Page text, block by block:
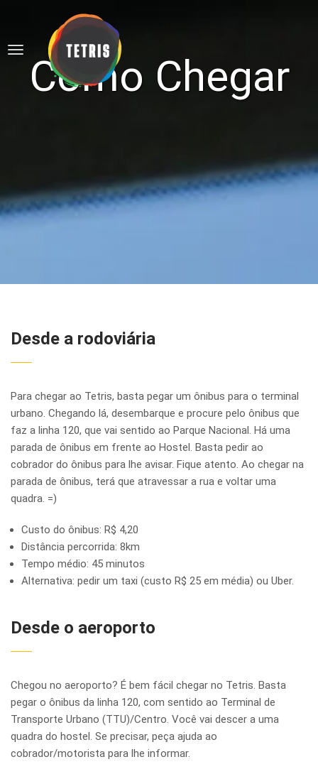
Como Chegar
Desde a rodoviária
Para chegar ao Tetris, basta pegar um ônibus para o terminal
urbano. Chegando lá, desembarque e procure pelo ônibus que
faz a linha 120, que vai sentido ao Parque Nacional. Há uma
parada de ônibus em frente ao Hostel. Basta pedir ao
cobrador do ônibus para lhe avisar. Fique atento. Ao chegar na
parada de ônibus, terá que atravessar a rua e voltar uma
quadra. =)
Custo do ônibus: R$ 4,20
Distância percorrida: 8km
Tempo médio: 45 minutos
Alternativa: pedir um taxi (custo R$ 25 em média) ou Uber.
Desde o aeroporto
Chegou no aeroporto? É bem fácil chegar no Tetris. Basta
pegar o ônibus da linha 120, com sentido ao Terminal de
Transporte Urbano (TTU)/Centro. Você vai descer a uma
quadra do hostel. Se precisar, peça ajuda ao
cobrador/motorista para lhe informar.